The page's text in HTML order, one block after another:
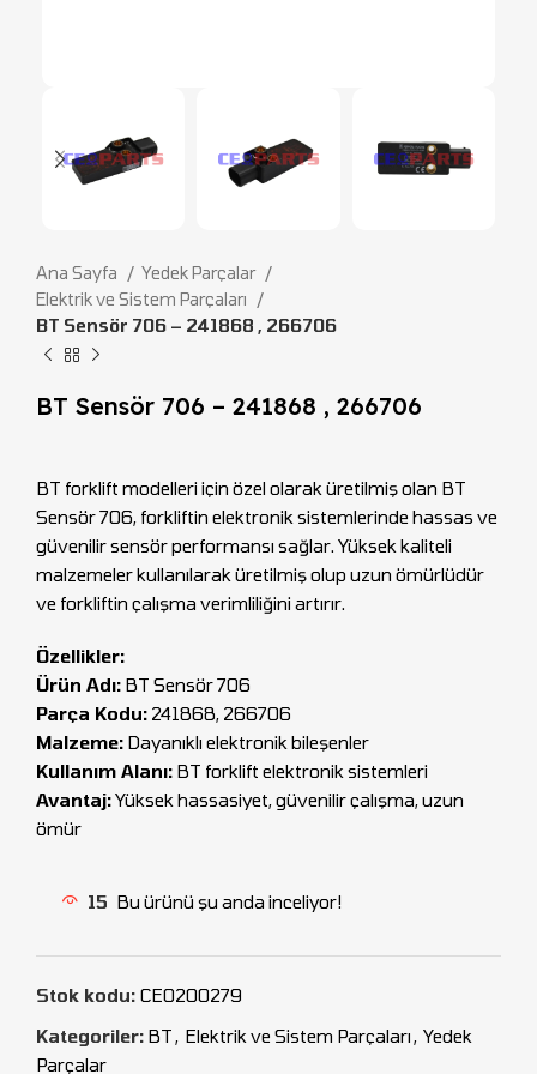
Ana Sayfa
Yedek Parçalar
Elektrik ve Sistem Parçaları
BT Sensör 706 – 241868 , 266706
BT Sensör 706 – 241868 , 266706
BT forklift modelleri için özel olarak üretilmiş olan BT
Sensör 706, forkliftin elektronik sistemlerinde hassas ve
güvenilir sensör performansı sağlar. Yüksek kaliteli
malzemeler kullanılarak üretilmiş olup uzun ömürlüdür
ve forkliftin çalışma verimliliğini artırır.
Özellikler:
Ürün Adı: BT Sensör 706
Parça Kodu: 241868, 266706
Malzeme: Dayanıklı elektronik bileşenler
Kullanım Alanı: BT forklift elektronik sistemleri
Avantaj:Yüksek hassasiyet, güvenilir çalışma, uzun
ömür
15 Bu ürünü şu anda inceliyor!
Stok kodu: CEO200279
Kategoriler: BT, Elektrik ve Sistem Parçaları, Yedek
Parçalar